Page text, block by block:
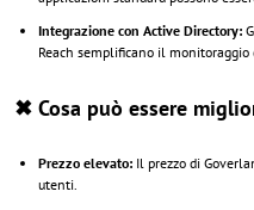
Integrazione con Active Directory:
Reach semplificano il
✖ Cosa può essere
Prezzo elevato: Il prezzo di
utenti.